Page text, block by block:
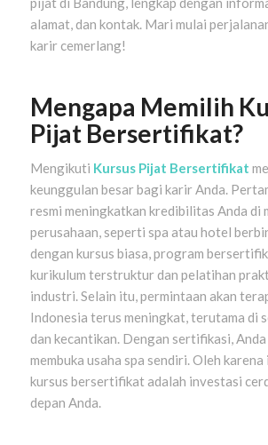
alamat, dan kontak. Mari mulai
karir cemerlang!
Mengapa Memilih
Pijat Bersertifikat?
Mengikuti Kursus Pijat Bersertifikat
keunggulan besar bagi karir Anda.
resmi meningkatkan kredibilitas Anda di
perusahaan, seperti spa atau hotel
dengan kursus biasa, program
kurikulum terstruktur dan pelatihan
industri. Selain itu, permintaan akan
Indonesia terus meningkat, terutama di
dan kecantikan. Dengan sertifikasi,
membuka usaha spa sendiri. Oleh karena
kursus bersertifikat adalah investasi
depan Anda.